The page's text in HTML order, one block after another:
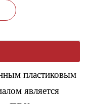
пластиковым
является